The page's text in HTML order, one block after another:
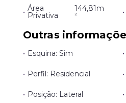
• Área
Privativa
144,81m
² •
Outras
• Esquina: Sim •
• Perfil: Residencial •
• Posição: Lateral •